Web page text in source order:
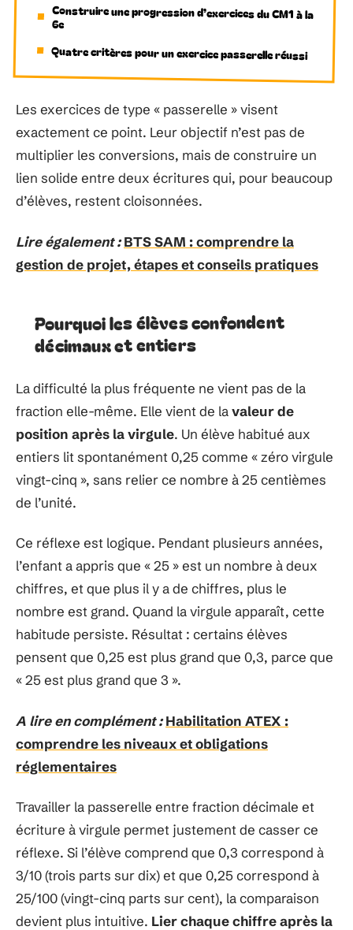
Construire une progression d’exercices du CM1 à la
6e
Quatre critères pour un exercice passerelle réussi
Les exercices de type « passerelle » visent
exactement ce point. Leur objectif n’est pas de
multiplier les conversions, mais de construire un
lien solide entre deux écritures qui, pour beaucoup
d’élèves, restent cloisonnées.
Lire également : BTS SAM : comprendre la
gestion de projet, étapes et conseils pratiques
Pourquoi les élèves confondent
décimaux et entiers
La difficulté la plus fréquente ne vient pas de la
fraction elle-même. Elle vient de lavaleur de
position après la virgule. Un élève habitué aux
entiers lit spontanément 0,25 comme « zéro virgule
vingt-cinq », sans relier ce nombre à 25 centièmes
de l’unité.
Ce réflexe est logique. Pendant plusieurs années,
l’enfant a appris que « 25 » est un nombre à deux
chiffres, et que plus il y a de chiffres, plus le
nombre est grand. Quand la virgule apparaît, cette
habitude persiste. Résultat : certains élèves
pensent que 0,25 est plus grand que 0,3, parce que
« 25 est plus grand que 3 ».
A lire en complément : Habilitation ATEX :
comprendre les niveaux et obligations
réglementaires
Travailler la passerelle entre fraction décimale et
écriture à virgule permet justement de casser ce
réflexe. Si l’élève comprend que 0,3 correspond à
3/10 (trois parts sur dix) et que 0,25 correspond à
25/100 (vingt-cinq parts sur cent), la comparaison
devient plus intuitive. Lier chaque chiffre après la